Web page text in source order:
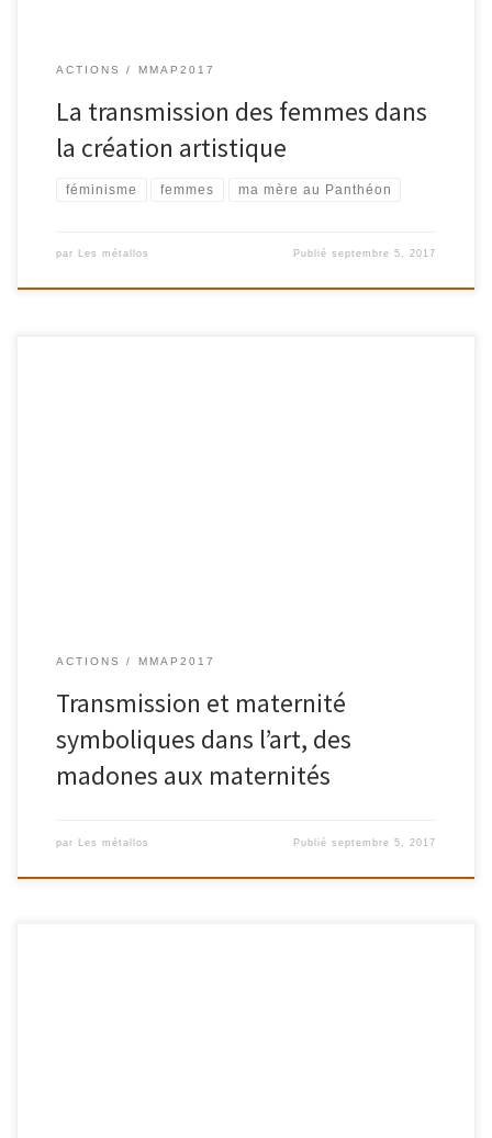
ACTIONS MMAP2017
La transmission des femmes dans
la création artistique
féminisme femmes ma mère au Panthéon
par Les métallos Publiéseptembre 5, 2017
ACTIONS MMAP2017
Transmission et maternité
symboliques dans l’art, des
madones aux maternités
par Les métallos Publiéseptembre 5, 2017